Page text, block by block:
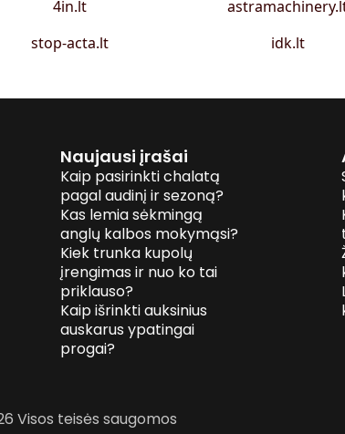
4in.lt
stop-acta.lt idk.lt
Naujausi įrašai
Kaip pasirinkti chalatą
pagal audinį ir sezoną?
Kas lemia sėkmingą
anglų kalbos mokymąsi?
Kiek trunka kupolų
įrengimas ir nuo ko tai
priklauso?
Kaip išrinkti auksinius
auskarus ypatingai
progai?
Visos teisės saugomos